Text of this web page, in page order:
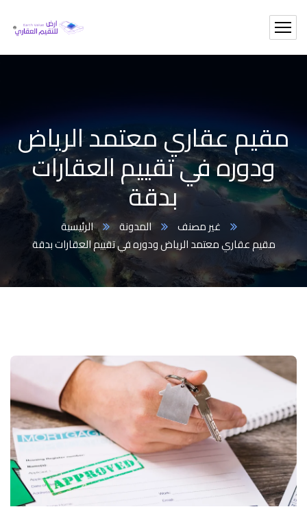
مقيم عقاري معتمد الرياض
ودوره في تقييم العقارات
بدقة
الرئيسية المدونة
غير مصنف
مقيم عقاري معتمد الرياض ودوره في تقييم العقارات بدقة